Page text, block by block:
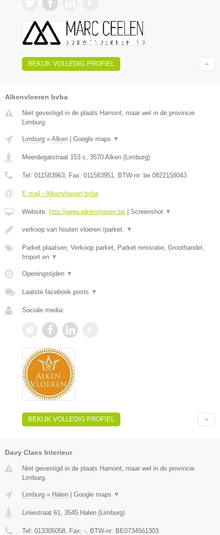
BEKIJK VOLLEDIG PROFIEL
Alkenvloeren bvba
Niet gevestigd in de plaats Hamont, maar wel in de provincie
Limburg.
Limburg » Alken | Google maps ▼
Meerdegatstraat 153 c 3570 Alken (Limburg)
Tel: 011583963 , Fax: 011583951 , BTW-nr: be 0822158043
E-mail › Alkenvloeren bvba
Website: http://www.alkenvloeren.be | Screenshot ▼
verkoop van houten vloeren /parket. ▼
Parket plaatsen, Verkoop parket, Parket renovatie, Groothandel,
Import en ▼
Openingstijden ▼
Laatste facebook posts ▼
Sociale media:
BEKIJK VOLLEDIG PROFIEL
Davy Claes Interieur
Niet gevestigd in de plaats Hamont, maar wel in de provincie
Limburg.
Limburg » Halen | Google maps ▼
Liniestraat 61 3545 Halen (Limburg)
Tel: 013305058 , Fax: - , BTW-nr: BE0734561303